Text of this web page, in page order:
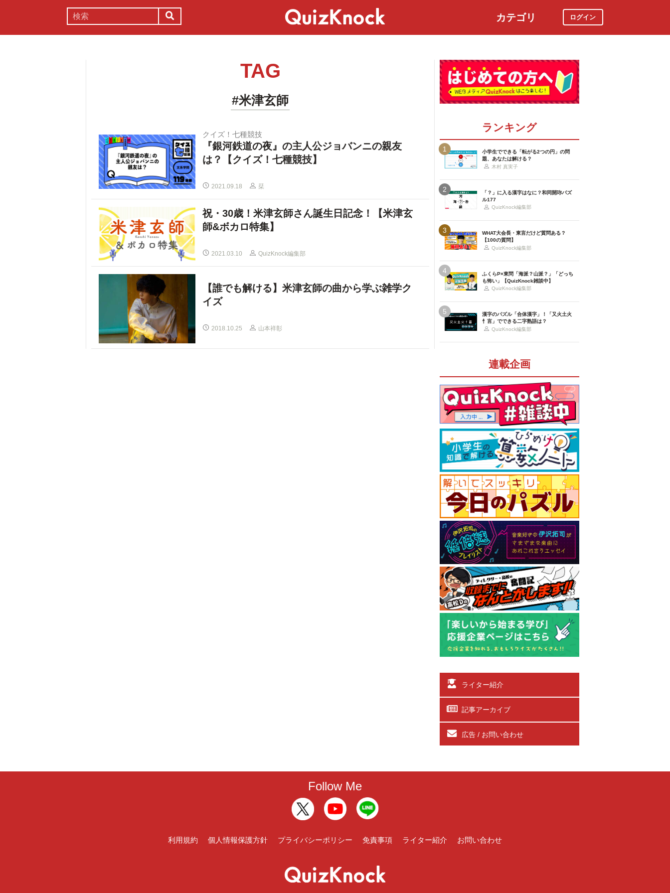
カテゴリ ログイン
TAG
#米津玄師
クイズ！七種競技
『銀河鉄道の夜』の主人公ジョバンニの親友
は？【クイズ！七種競技】
2021.09.18 栞
祝・30歳！米津玄師さん誕生日記念！【米津玄
師&ボカロ特集】
2021.03.10 QuizKnock編集部
【誰でも解ける】米津玄師の曲から学ぶ雑学ク
イズ
2018.10.25 山本祥彰
ランキング
1
小学生でできる「転がる2つの円」の問
題、あなたは解ける？
木村 真実子
2
「？」に入る漢字はなに？和同開珎パズ
ル177
QuizKnock編集部
3
WHAT大会長・東言だけど質問ある？
【100の質問】
QuizKnock編集部
4
ふくらP×東問「海派？山派？」「どっち
も怖い」【QuizKnock雑談中】
QuizKnock編集部
5
漢字のパズル「合体漢字」！「又火土火
忄言」でできる二字熟語は？
QuizKnock編集部
連載企画
ライター紹介
記事アーカイブ
広告 / お問い合わせ
Follow Me
利用規約 個人情報保護方針 プライバシーポリシー 免責事項 ライター紹介 お問い合わせ